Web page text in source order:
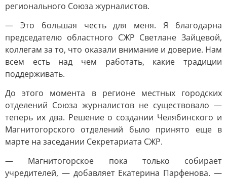
регионального Союза журналистов.
— Это большая честь для меня. Я благодарна
председателю областного СЖР Светлане Зайцевой,
коллегам за то, что оказали внимание и доверие. Нам
всем есть над чем работать, какие традиции
поддерживать.
До этого момента в регионе местных городских
отделений Союза журналистов не существовало —
теперь их два. Решение о создании Челябинского и
Магнитогорского отделений было принято еще в
марте на заседании Секретариата СЖР.
— Магнитогорское пока только собирает
учредителей, — добавляет Екатерина Парфенова. —